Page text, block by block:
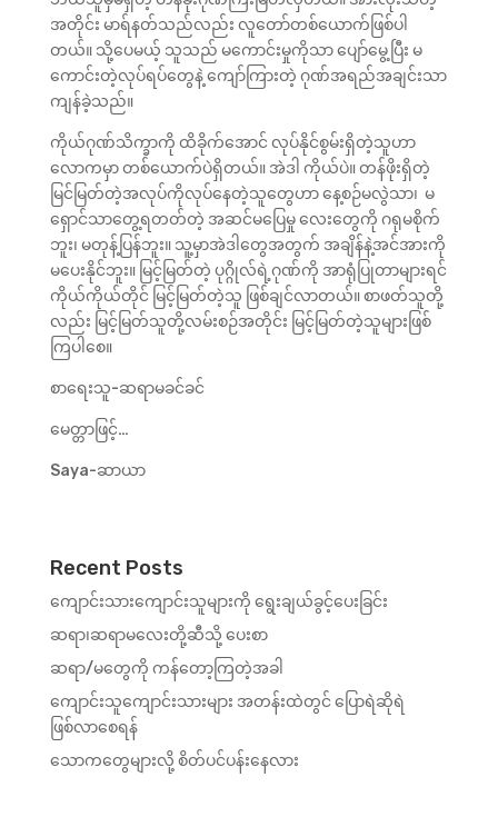
အတိုင်း မာရ်နတ်သည်လည်း လူတော်တစ်ယောက်ဖြစ်ပါ
တယ်။ သို့ပေမယ့် သူသည် မကောင်းမှုကိုသာ ပျော်မွေ့ပြီး မ
ကောင်းတဲ့လုပ်ရပ်တွေနဲ့ ကျော်ကြားတဲ့ ဂုဏ်အရည်အချင်းသာ
ကျန်ခဲ့သည်။
ကိုယ်ဂုဏ်သိက္ခာကို ထိခိုက်အောင် လုပ်နိုင်စွမ်းရှိတဲ့သူဟာ
လောကမှာ တစ်ယောက်ပဲရှိတယ်။ အဲဒါ ကိုယ်ပဲ။ တန်ဖိုးရှိတဲ့
မြင်မြတ်တဲ့အလုပ်ကိုလုပ်နေတဲ့သူတွေဟာ နေ့စဉ်မလွဲသာ၊ မ
ရှောင်သာတွေ့ရတတ်တဲ့ အဆင်မပြေမှု လေးတွေကို ဂရုမစိုက်
ဘူး၊ မတုန့်ပြန်ဘူး။ သူ့မှာအဲဒါတွေအတွက် အချိန်နဲ့အင်အားကို
မပေးနိုင်ဘူး။ မြင့်မြတ်တဲ့ ပုဂ္ဂိုလ်ရဲ့ဂုဏ်ကို အာရုံပြုတာများရင်
ကိုယ်ကိုယ်တိုင် မြင့်မြတ်တဲ့သူ ဖြစ်ချင်လာတယ်။ စာဖတ်သူတို့
လည်း မြင့်မြတ်သူတို့လမ်းစဉ်အတိုင်း မြင့်မြတ်တဲ့သူများဖြစ်
ကြပါစေ။
စာရေးသူ-ဆရာမခင်ခင်
မေတ္တာဖြင့်…
Saya-ဆာယာ
Recent Posts
ကျောင်းသားကျောင်းသူများကို ရွေးချယ်ခွင့်ပေးခြင်း
ဆရာ၊ဆရာမလေးတို့ဆီသို့ ပေးစာ
ဆရာ/မတွေကို ကန်တော့ကြတဲ့အခါ
ကျောင်းသူကျောင်းသားများ အတန်းထဲတွင် ပြောရဲဆိုရဲ
ဖြစ်လာစေရန်
သောကတွေများလို့ စိတ်ပင်ပန်းနေလား